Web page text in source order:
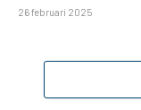
26 februari 2025